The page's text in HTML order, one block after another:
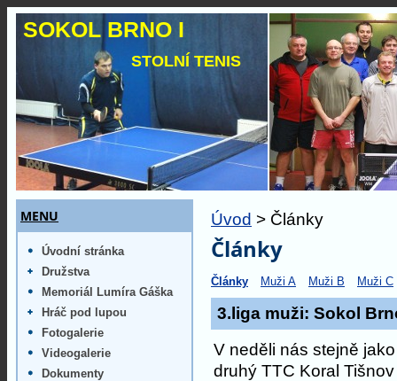
Úvod > Články
Články
Články Muži A Muži B Muži C
3.liga muži: Sokol
V neděli nás stejně
druhý TTC Koral
MENU
Úvodní stránka
Družstva
Memoriál Lumíra Gáška
Hráč pod lupou
Fotogalerie
Videogalerie
Dokumenty
SOKOL BRNO I
STOLNÍ TENIS